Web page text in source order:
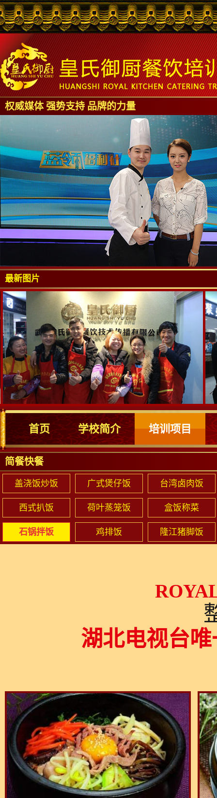
权威媒体 强势支持 品牌的力量
最新图片
首页 学校简介 培训项目
简餐快餐
盖浇饭炒饭 广式煲仔饭 台湾卤肉饭
西式扒饭 荷叶蒸笼饭 盒饭称菜
石锅拌饭 鸡排饭 隆江猪脚饭
湖北电视台